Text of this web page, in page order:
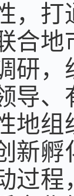
，打
合
研，
导、
地组
新孵
过程